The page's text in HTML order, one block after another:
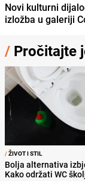
Novi kulturni
izložba u galeriji
/ Pročitajte
/ŽIVOT I STIL
Bolja alternativa
Kako održati WC